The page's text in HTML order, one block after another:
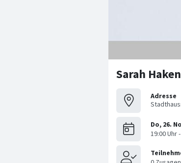
Sarah
Adresse